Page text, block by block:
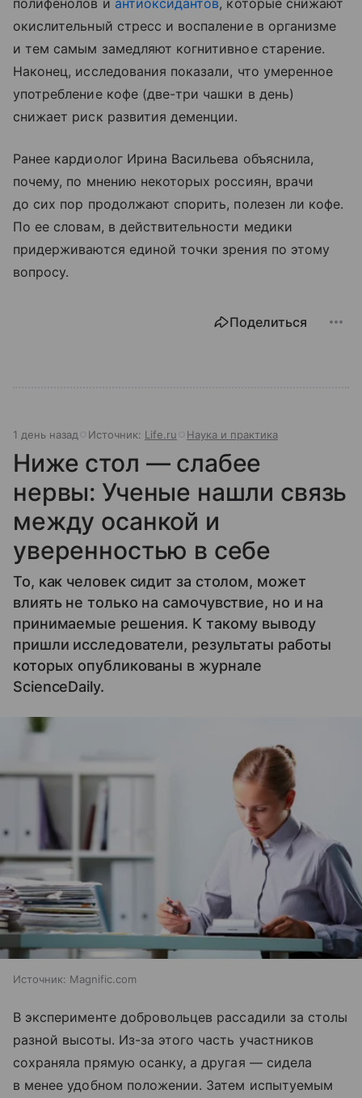
полифенолов и антиоксидантов, которые снижают
окислительный стресс и воспаление в организме
и тем самым замедляют когнитивное старение.
Наконец, исследования показали, что умеренное
употребление кофе (две-три чашки в день)
снижает риск развития деменции.
Ранее кардиолог Ирина Васильева объяснила,
почему, по мнению некоторых россиян, врачи
до сих пор продолжают спорить, полезен ли кофе.
По ее словам, в действительности медики
придерживаются единой точки зрения по этому
вопросу.
Поделиться
1 день назад Источник: Life.ru Наука и практика
Ниже стол — слабее
нервы: Ученые нашли связь
между осанкой и
уверенностью в себе
То, как человек сидит за столом, может
влиять не только на самочувствие, но и на
принимаемые решения. К такому выводу
пришли исследователи, результаты работы
которых опубликованы в журнале
ScienceDaily.
Источник: Magnific.com
В эксперименте добровольцев рассадили за столы
разной высоты. Из-за этого часть участников
сохраняла прямую осанку, а другая — сидела
в менее удобном положении. Затем испытуемым